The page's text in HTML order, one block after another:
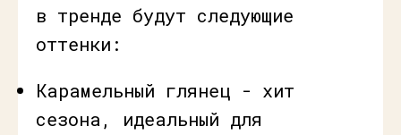
в тренде будут следующие
оттенки:
Карамельный глянец - хит
сезона, идеальный для